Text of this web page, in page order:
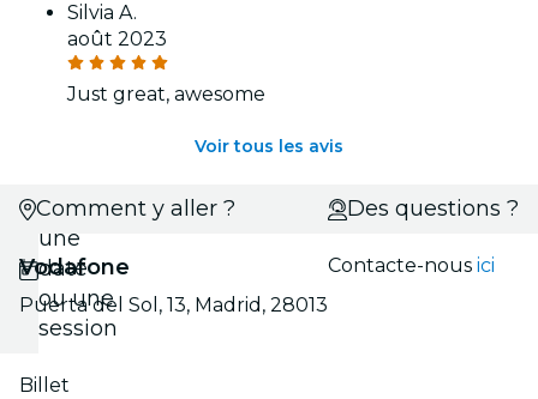
Silvia A.
août 2023
Just great, awesome
Voir tous les avis
Choisis
une
date
ou une
session
Billet
Comment y aller ?
Vodafone
Puerta del Sol, 13, Madrid, 28013
Des questions ?
Contacte-nousici